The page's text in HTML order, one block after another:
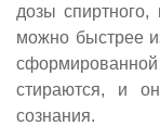
дозы
можно быстрее
стираются, и
сознания.